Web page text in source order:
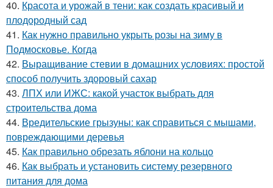
40. Красота и урожай в тени: как создать красивый и
плодородный сад
41. Как нужно правильно укрыть розы на зиму в
Подмосковье. Когда
42. Выращивание стевии в домашних условиях: простой
способ получить здоровый сахар
43. ЛПХ или ИЖС: какой участок выбрать для
строительства дома
44. Вредительские грызуны: как справиться с мышами,
повреждающими деревья
45. Как правильно обрезать яблони на кольцо
46. Как выбрать и установить систему резервного
питания для дома